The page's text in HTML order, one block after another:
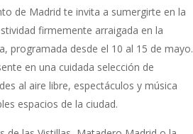
de Madrid te invita a sumergirte en la
firmemente arraigada en la
programada desde el 10 al 15 de mayo.
en una cuidada selección de
al aire libre, espectáculos y música
espacios de la ciudad.